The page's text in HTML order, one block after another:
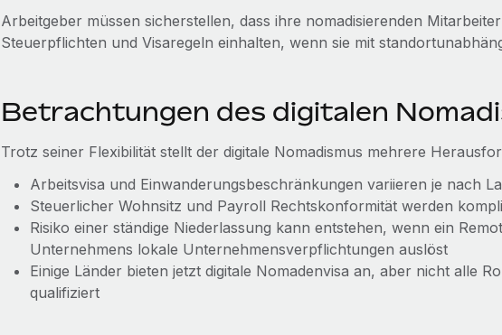
Arbeitgeber müssen sicherstellen, dass ihre nomadisierenden
Steuerpflichten und Visaregeln einhalten, wenn sie mit
Betrachtungen des digitalen
Trotz seiner Flexibilität stellt der digitale Nomadismus mehrere
Arbeitsvisa und Einwanderungsbeschränkungen variieren je nach
Steuerlicher Wohnsitz und Payroll Rechtskonformität werden
Risiko einer ständige Niederlassung kann entstehen, wenn ein
Unternehmens lokale Unternehmensverpflichtungen auslöst
Einige Länder bieten jetzt digitale Nomadenvisa an, aber nicht alle
qualifiziert